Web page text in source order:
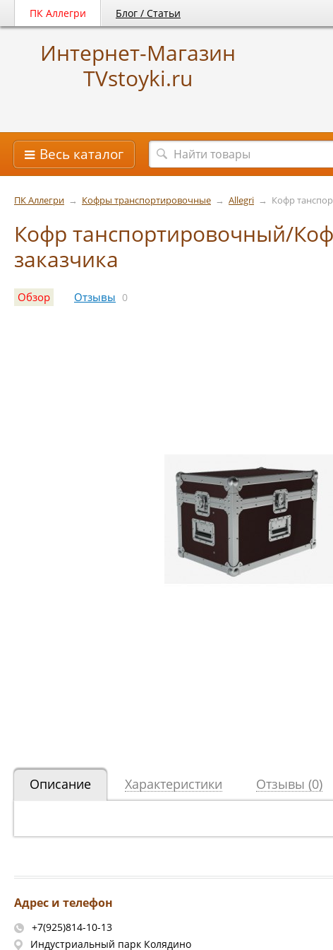
ПК Аллегри Блог / Статьи
Интернет-Магазин
TVstoyki.ru
Весь каталог
ПК Аллегри → Кофры транспортировочные → Allegri → Кофр
Кофр танспортировочный/
заказчика
Обзор Отзывы 0
Описание Характеристики Отзывы (0)
Адрес и телефон
+7(925)814-10-13
Индустриальный парк Колядино